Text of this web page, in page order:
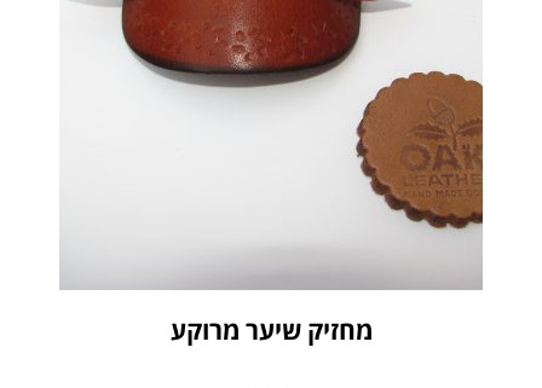
מחזיק שיער מרוקע